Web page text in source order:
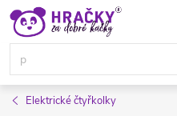
Přejít
obsah
Elektrické čtyřkolky